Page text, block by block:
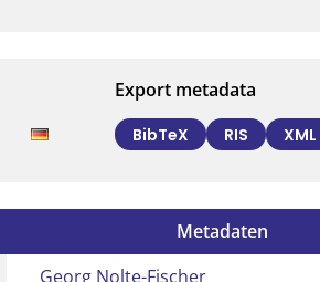
Export metadata
BibTeX RIS XML
Metadaten
Georg Nolte-Fischer